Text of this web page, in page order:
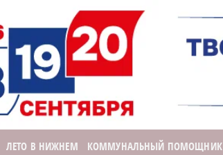
ЛЕТО В НИЖНЕМ КОММУНАЛЬНЫЙ ПОМОЩНИК